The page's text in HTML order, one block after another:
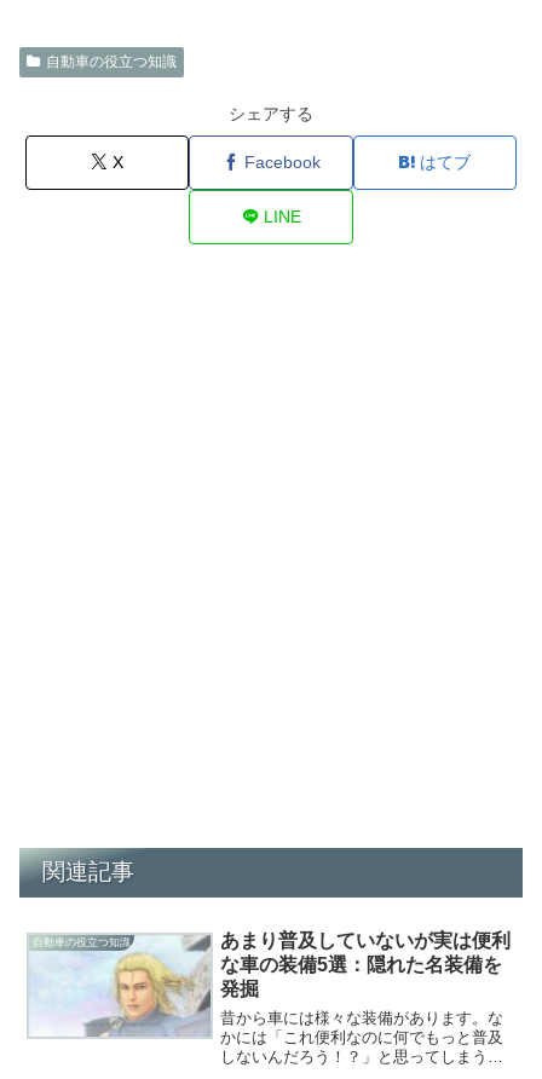
自動車の役立つ知識
シェアする
X Facebook はてブ
LINE
関連記事
自動車の役立つ知識
あまり普及していないが実は便利
な車の装備5選：隠れた名装備を
発掘
昔から車には様々な装備があります。な
かには「これ便利なのに何でもっと普及
しないんだろう！？」と思ってしまう装